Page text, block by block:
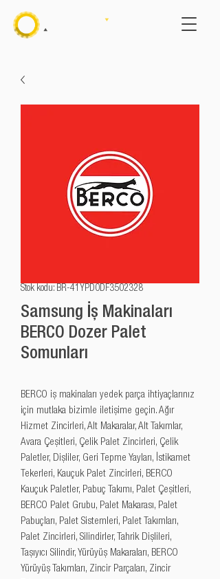
Stok kodu: BR-41YPD0DF3502328
Samsung İş Makinaları
BERCO Dozer Palet
Somunları
BERCO iş makinaları yedek parça ihtiyaçlarınız
için mutlaka bizimle iletişime geçin. Ağır
Hizmet Zincirleri, Alt Makaralar, Alt Takımlar,
Avara Çeşitleri, Çelik Palet Zincirleri, Çelik
Paletler, Dişliler, Geri Tepme Yayları, İstikamet
Tekerleri, Kauçuk Palet Zincirleri, BERCO
Kauçuk Paletler, Pabuç Takımı, Palet Çeşitleri,
BERCO Palet Grubu, Palet Makarası, Palet
Pabuçları, Palet Sistemleri, Palet Takımları,
Palet Zincirleri, Silindirler, Tahrik Dişlileri,
Taşıyıcı Silindir, Yürüyüş Makaraları, BERCO
Yürüyüş Takımları, Zincir Parçaları, Zincir